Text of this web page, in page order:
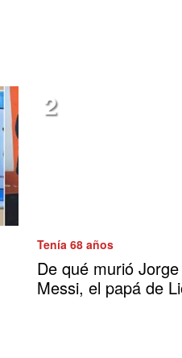
Tenía 68 años
De qué murió Jorge
Messi, el papá de